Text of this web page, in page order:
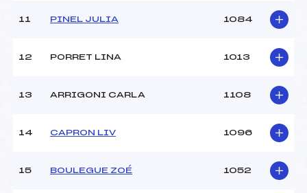
11 PINEL JULIA 1084
12 PORRET LINA 1013
13 ARRIGONI CARLA 1108
14 CAPRON LIV 1096
15 BOULEGUE ZOÉ 1052